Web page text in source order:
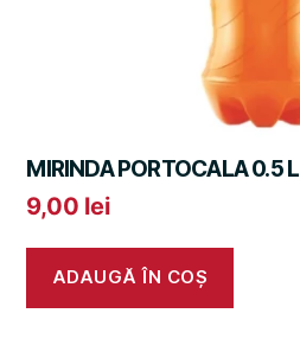
MIRINDA PORTOCALA 0.5 L
9,00 lei
ADAUGĂ ÎN COȘ